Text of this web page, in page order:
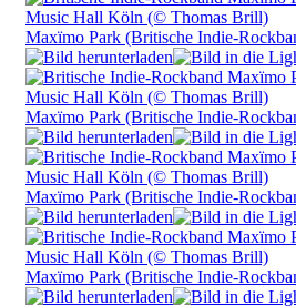
Maxïmo Park (Britische Indie-
Maxïmo Park (Britische Indie-
Maxïmo Park (Britische Indie-
Maxïmo Park (Britische Indie-